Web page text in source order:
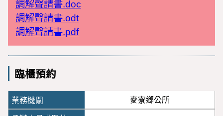
調解聲請書.doc
調解聲請書.odt
調解聲請書.pdf
臨櫃預約
麥寮鄉公所